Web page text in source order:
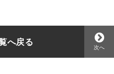
へ戻る 次へ